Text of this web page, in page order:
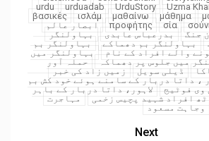
urdu
urduadab UrduStory Uzma
βασικές
ισλάμ μαθαίνω μάθημα
προφήτης
σία
ابصار عالم
جنگ
بدرعباس عابدی
بہاولنگر
بہاولنگر بم دھماکے
بہاولنگر بم
والے افراد کے نام
بہاولنگر میں
میں جلوس پر دھماکہ
حملہ آور
ڈیلی سویل
زمیں زاد کی خبر
، داتا دربار کے سامنے ہوئے خود کش بم
وی فوٹیج
لاہور، داتا دربار کے باہر
افراد شہید پچیس زخمی
مہاجرت
وجاہت مسعود
Next